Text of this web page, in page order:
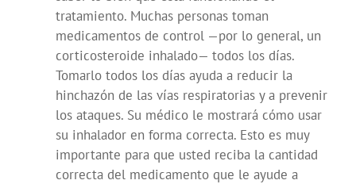
tratamiento. Muchas personas toman
medicamentos de control —por lo general, un
corticosteroide inhalado— todos los días.
Tomarlo todos los días ayuda a reducir la
hinchazón de las vías respiratorias y a prevenir
los ataques. Su médico le mostrará cómo usar
su inhalador en forma correcta. Esto es muy
importante para que usted reciba la cantidad
correcta del medicamento que le ayude a